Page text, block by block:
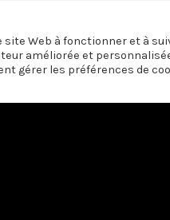
du recteur
Web à fonctionner et à
améliorée et
gérer les préférences de